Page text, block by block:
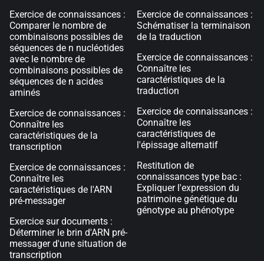
Exercice de connaissances :
Comparer le nombre de
combinaisons possibles de
séquences de n nucléotides
avec le nombre de
combinaisons possibles de
séquences de n acides
aminés
Exercice de connaissances :
Connaître les
caractéristiques de la
transcription
Exercice de connaissances :
Connaître les
caractéristiques de l'ARN
pré-messager
Exercice sur documents :
Déterminer le brin d'ARN pré-
messager d'une situation de
transcription
Exercice de connaissances :
Schématiser la terminaison
de la traduction
Exercice de connaissances :
Connaître les
caractéristiques de la
traduction
Exercice de connaissances :
Connaître les
caractéristiques de
l'épissage alternatif
Restitution de
connaissances type bac :
Expliquer l'expression du
patrimoine génétique du
génotype au phénotype